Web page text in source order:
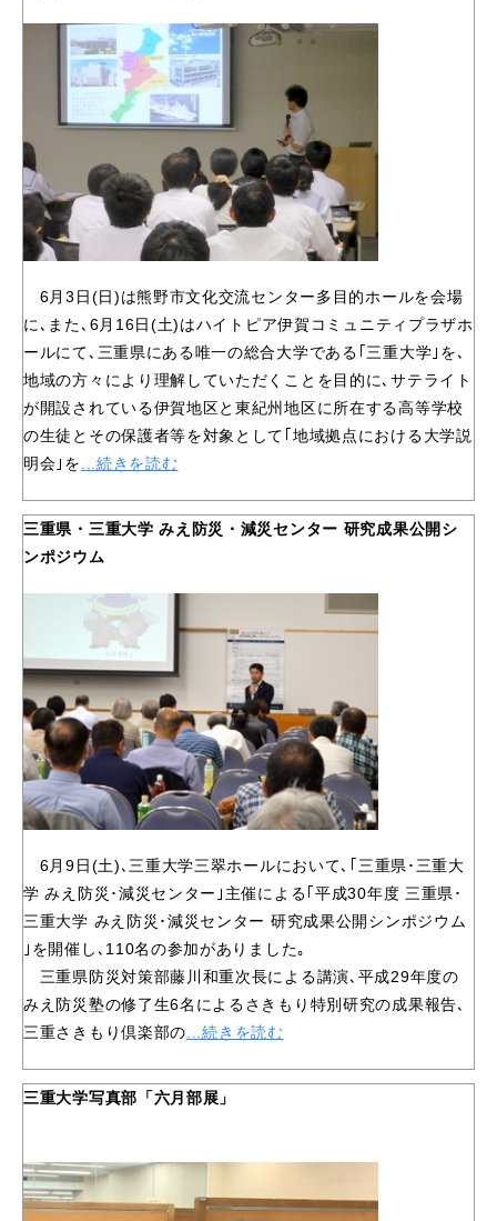
6月3日(日)は熊野市文化交流センター多目的ホールを会場
に､また､6月16日(土)はハイトピア伊賀コミュニティプラザホ
ールにて､三重県にある唯一の総合大学である｢三重大学｣を､
地域の方々により理解していただくことを目的に､サテライト
が開設されている伊賀地区と東紀州地区に所在する高等学校
の生徒とその保護者等を対象として｢地域拠点における大学説
明会｣を
..続きを読む
三重県・三重大学 みえ防災・減災センター 研究成果公開シ
ンポジウム
6月9日(土)､三重大学三翠ホールにおいて､｢三重県･三重大
学 みえ防災･減災センター｣主催による｢平成30年度 三重県･
三重大学 みえ防災･減災センター 研究成果公開シンポジウム
｣を開催し､110名の参加がありました｡
三重県防災対策部藤川和重次長による講演､平成29年度の
みえ防災塾の修了生6名によるさきもり特別研究の成果報告､
三重さきもり倶楽部の ...続きを読む
三重大学写真部「六月部展」